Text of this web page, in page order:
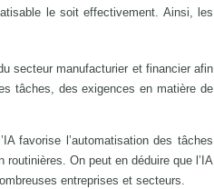
le soit effectivement. Ainsi, les
secteur manufacturier et financier afin
tâches, des exigences en matière de
favorise l’automatisation des tâches
On peut en déduire que l’IA
entreprises et secteurs.